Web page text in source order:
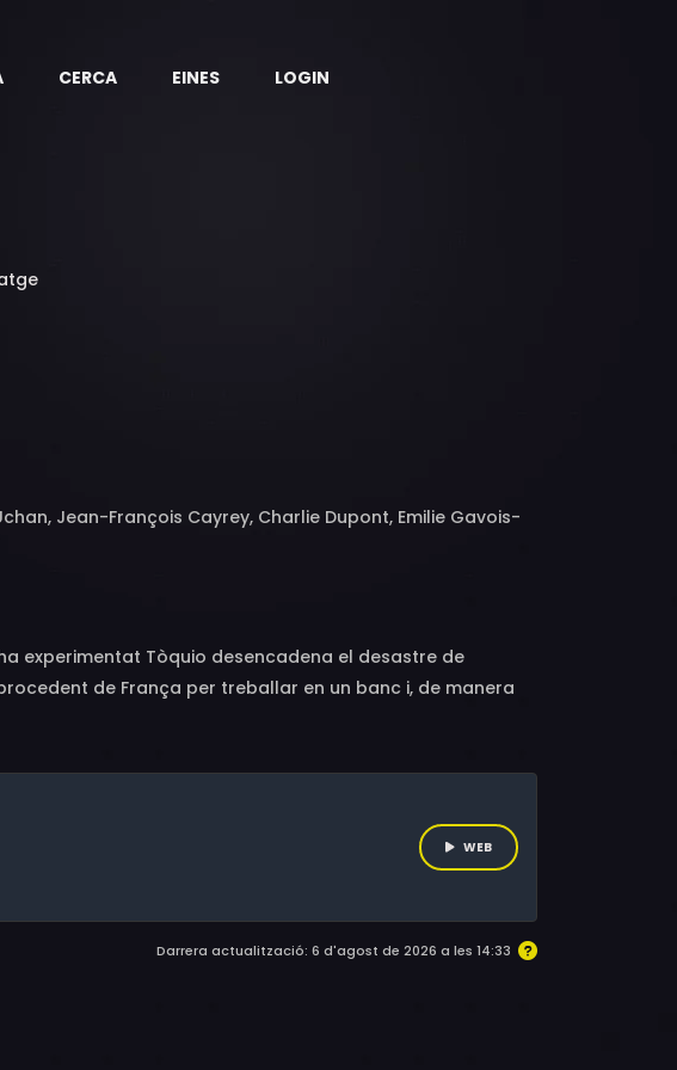
CERCA EINES LOGIN
Jean-François Cayrey, Charlie Dupont, Emilie Gavois-
Valérie Baurens, Yoshi Kuremura, Marie-France Padre,
experimentat Tòquio desencadena el desastre de
de França per treballar en un banc i, de manera
WEB
Darrera actualització: 6 d'agost de 2026 a les 14:33